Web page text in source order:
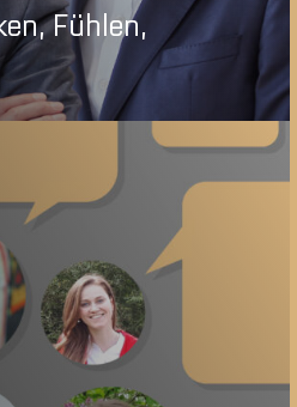
Fühlen,